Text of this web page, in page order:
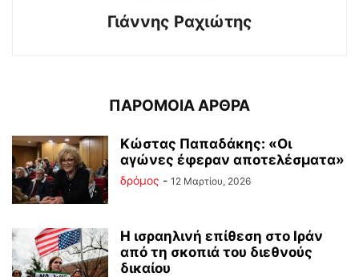
Γιάννης Ραχιώτης
ΠΑΡΟΜΟΙΑ ΑΡΘΡΑ
Κώστας Παπαδάκης: «Οι
αγώνες έφεραν αποτελέσματα»
δρόμος - 12 Μαρτίου, 2026
Η ισραηλινή επίθεση στο Ιράν
από τη σκοπιά του διεθνούς
δικαίου